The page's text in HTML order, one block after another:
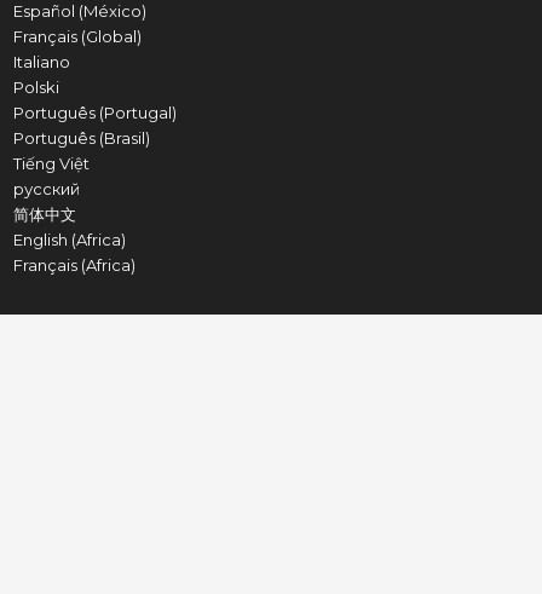
Español (México)
Français (Global)
Italiano
Polski
Português (Portugal)
Português (Brasil)
Tiếng Việt
русский
简体中文
English (Africa)
Français (Africa)